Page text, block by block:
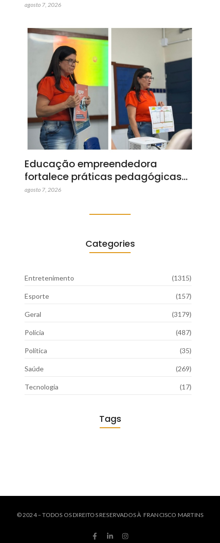
agosto 7, 2026
Educação empreendedora
fortalece práticas pedagógicas…
agosto 7, 2026
Categories
Entretenimento (1315)
Esporte (157)
Geral (3179)
Polícia (487)
Política (35)
Saúde (269)
Tecnologia (17)
Tags
© 2024 – TODOS OS DIREITOS RESERVADOS À FRANCISCO MARTINS